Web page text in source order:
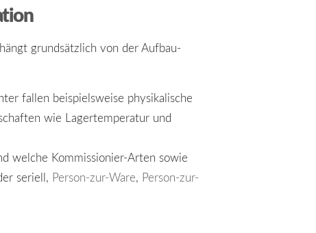
grundsätzlich von der Aufbau-
fallen beispielsweise physikalische
wie Lagertemperatur und
welche Kommissionier-Arten sowie
seriell, Person-zur-Ware, Person-zur-